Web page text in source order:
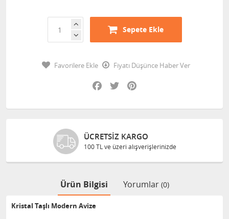
Sepete Ekle
Favorilere Ekle
Fiyatı Düşünce Haber Ver
Facebook
Twitter
ÜCRETSIZ KARGO
100 TL ve üzeri alışverişlerinizde
Ürün Bilgisi Yorumlar (0)
Kristal Taşlı Modern Avize